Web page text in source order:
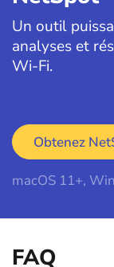
Un outil
analyses et
Wi-Fi.
Obtenez
macOS 11+,
FAQ